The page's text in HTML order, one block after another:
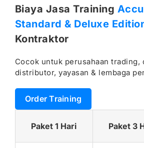
Biaya Jasa Training
Standard & Deluxe
Kontraktor
Cocok untuk perusahaan trading,
distributor, yayasan & lembaga
Order Training
Paket 1 Hari Paket 3